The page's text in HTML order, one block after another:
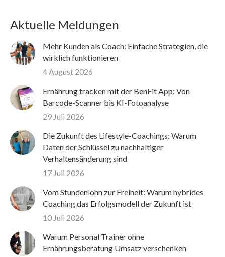
Aktuelle Meldungen
Mehr Kunden als Coach: Einfache Strategien, die
wirklich funktionieren
4 August 2026
Ernährung tracken mit der BenFit App: Von
Barcode-Scanner bis KI-Fotoanalyse
29 Juli 2026
Die Zukunft des Lifestyle-Coachings: Warum
Daten der Schlüssel zu nachhaltiger
Verhaltensänderung sind
17 Juli 2026
Vom Stundenlohn zur Freiheit: Warum hybrides
Coaching das Erfolgsmodell der Zukunft ist
10 Juli 2026
Warum Personal Trainer ohne
Ernährungsberatung Umsatz verschenken